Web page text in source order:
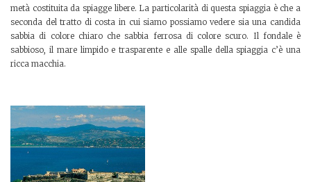
metà costituita da spiagge libere. La particolarità di questa spiaggia è che a
seconda del tratto di costa in cui siamo possiamo vedere sia una candida
sabbia di colore chiaro che sabbia ferrosa di colore scuro. Il fondale è
sabbioso, il mare limpido e trasparente e alle spalle della spiaggia c’è una
ricca macchia.